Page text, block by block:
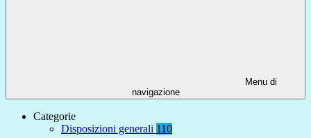
Menu di
navigazione
Categorie
Disposizioni generali 110